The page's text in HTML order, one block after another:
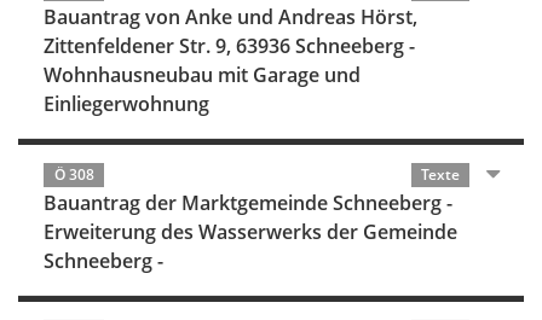
Bauantrag von Anke und Andreas Hörst,
Zittenfeldener Str. 9, 63936 Schneeberg -
Wohnhausneubau mit Garage und
Einliegerwohnung
Ö 308 Texte
Bauantrag der Marktgemeinde Schneeberg -
Erweiterung des Wasserwerks der Gemeinde
Schneeberg -